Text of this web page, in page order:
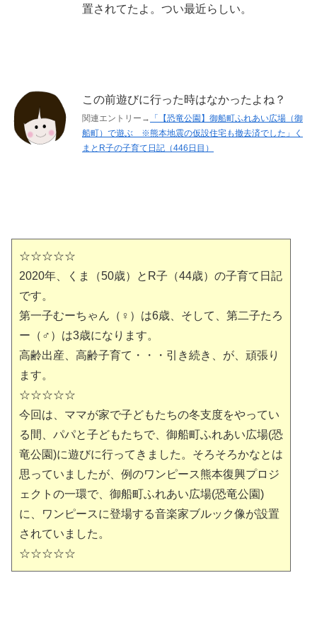
置されてたよ。つい最近らしい。
この前遊びに行った時はなかったよね？
関連エントリー→
「【恐竜公園】御船町ふれあい広場（御
船町）で遊ぶ ※熊本地震の仮設住宅も撤去済でした」く
まとR子の子育て日記（446日目）
☆☆☆☆☆
2020年、くま（50歳）とR子（44歳）の子育て日記
です。
第一子むーちゃん（♀）は6歳、そして、第二子たろ
ー（♂）は3歳になります。
高齢出産、高齢子育て・・・引き続き、が、頑張り
ます。
☆☆☆☆☆
今回は、ママが家で子どもたちの冬支度をやってい
る間、パパと子どもたちで、御船町ふれあい広場(恐
竜公園)に遊びに行ってきました。そろそろかなとは
思っていましたが、例のワンピース熊本復興プロジ
ェクトの一環で、御船町ふれあい広場(恐竜公園)
に、ワンピースに登場する音楽家ブルック像が設置
されていました。
☆☆☆☆☆